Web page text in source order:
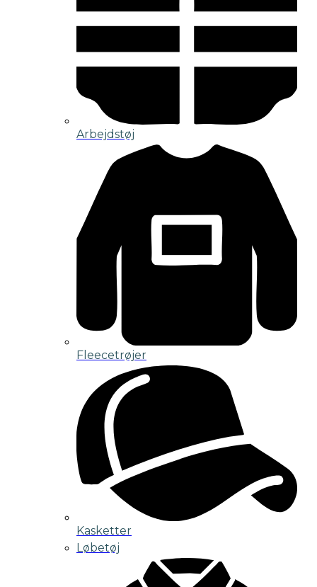
Arbejdstøj
Fleecetrøjer
Kasketter
Løbetøj